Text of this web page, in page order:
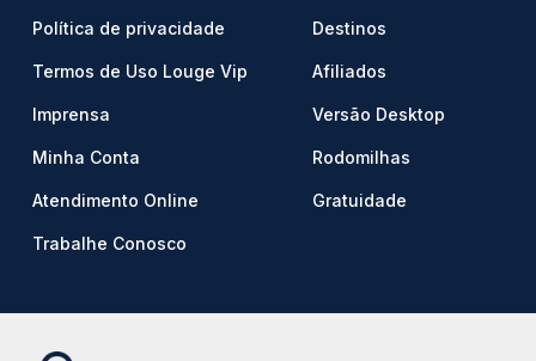
Política de privacidade
Termos de Uso Louge Vip
Imprensa
Minha Conta
Atendimento Online
Trabalhe Conosco
Destinos
Afiliados
Versão Desktop
Rodomilhas
Gratuidade